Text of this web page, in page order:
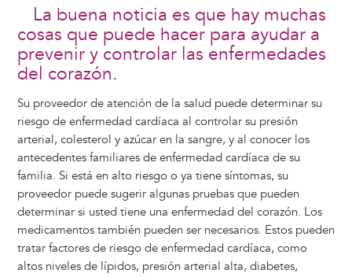
La buena noticia es que hay muchas
cosas que puede hacer para ayudar a
prevenir y controlar las enfermedades
del corazón.
Su proveedor de atención de la salud puede determinar su
riesgo de enfermedad cardíaca al controlar su presión
arterial, colesterol y azúcar en la sangre, y al conocer los
antecedentes familiares de enfermedad cardíaca de su
familia. Si está en alto riesgo o ya tiene síntomas, su
proveedor puede sugerir algunas pruebas que pueden
determinar si usted tiene una enfermedad del corazón. Los
medicamentos también pueden ser necesarios. Estos pueden
tratar factores de riesgo de enfermedad cardíaca, como
altos niveles de lípidos, presión arterial alta, diabetes,